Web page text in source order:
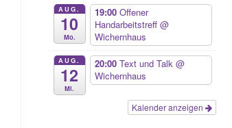
AUG.
10
Mo.
19:00 Offener
Handarbeitstreff @
Wichernhaus
AUG.
12
Mi.
20:00 Text und Talk @
Wichernhaus
Kalender anzeigen